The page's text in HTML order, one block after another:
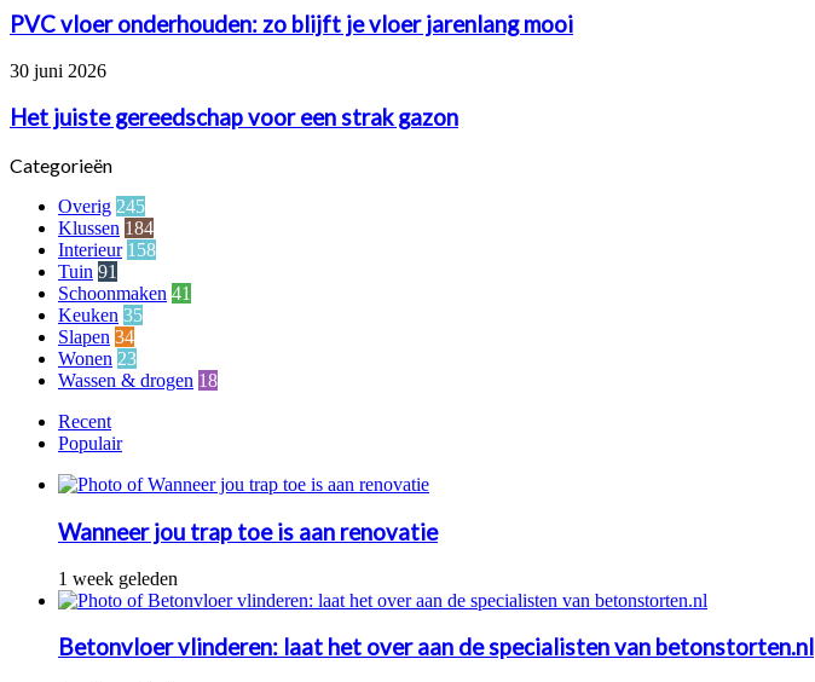
je
het
onderhouden:
zo
blijft
je
vloer
jarenlang
PVC vloer onderhouden: zo blijft je vloer jarenlang mooi
Het
gereedschap
voor
een
strak
gazon
30 juni 2026
Het juiste gereedschap voor een strak gazon
Categorieën
Overig 245
Klussen 184
Interieur 158
Tuin 91
Schoonmaken 41
Keuken 35
Slapen 34
Wonen 23
Wassen & drogen 18
Recent
Populair
Wanneer jou trap toe is aan renovatie
1 week geleden
Betonvloer vlinderen: laat het over aan de specialisten van betonstorten.nl